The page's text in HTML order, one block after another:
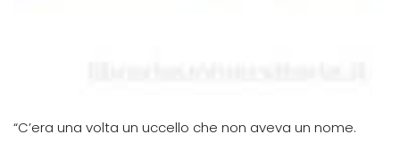
“C’era una volta un uccello che non aveva un nome.